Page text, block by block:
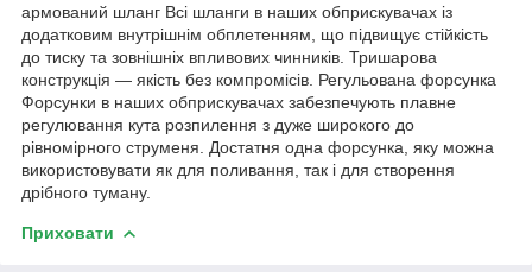
армований шланг Всі шланги в наших обприскувачах із
додатковим внутрішнім обплетенням, що підвищує стійкість
до тиску та зовнішніх впливових чинників. Тришарова
конструкція — якість без компромісів. Регульована форсунка
Форсунки в наших обприскувачах забезпечують плавне
регулювання кута розпилення з дуже широкого до
рівномірного струменя. Достатня одна форсунка, яку можна
використовувати як для поливання, так і для створення
дрібного туману.
Приховати